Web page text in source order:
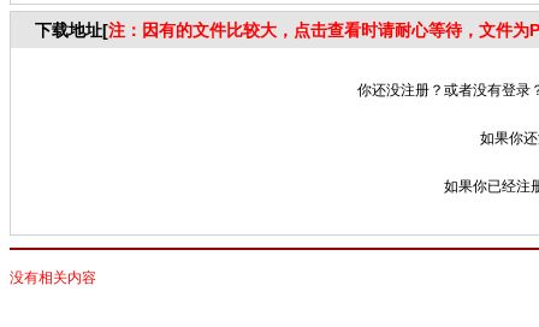
下载地址[注：因有的文件比较大，点击查看时请耐心等待，文件为
你还没注册？或者没有登录
如果你
如果你已经注
没有相关内容